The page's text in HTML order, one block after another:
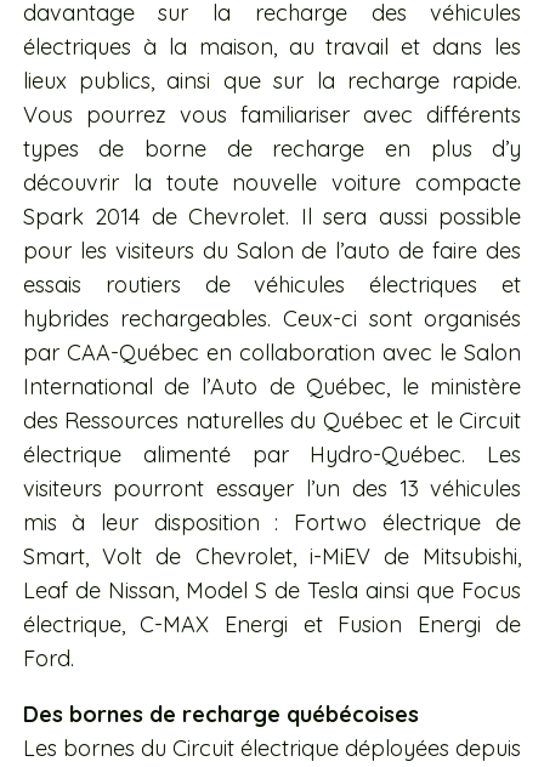
davantage sur la recharge des véhicules
électriques à la maison, au travail et dans les
lieux publics, ainsi que sur la recharge rapide.
Vous pourrez vous familiariser avec différents
types de borne de recharge en plus d’y
découvrir la toute nouvelle voiture compacte
Spark 2014 de Chevrolet. Il sera aussi possible
pour les visiteurs du Salon de l’auto de faire des
essais routiers de véhicules électriques et
hybrides rechargeables. Ceux-ci sont organisés
par CAA-Québec en collaboration avec le Salon
International de l’Auto de Québec, le ministère
des Ressources naturelles du Québec et le Circuit
électrique alimenté par Hydro-Québec. Les
visiteurs pourront essayer l’un des 13 véhicules
mis à leur disposition : Fortwo électrique de
Smart, Volt de Chevrolet, i-MiEV de Mitsubishi,
Leaf de Nissan, Model S de Tesla ainsi que Focus
électrique, C-MAX Energi et Fusion Energi de
Ford.
Des bornes de recharge québécoises
Les bornes du Circuit électrique déployées depuis